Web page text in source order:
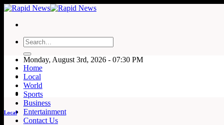
Skip
content
Home
Local
World
Sports
Business
Entertainment
Contact Us
Monday, August 3rd, 2026 - 07:30 PM
Local